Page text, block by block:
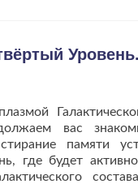
Уровень.
вас
памяти
где будет